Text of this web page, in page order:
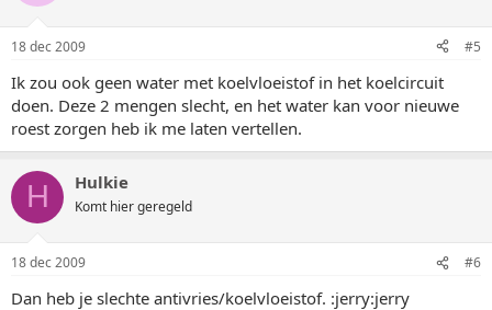
18 dec 2009 #5
Ik zou ook geen water met koelvloeistof in het koelcircuit
doen. Deze 2 mengen slecht, en het water kan voor nieuwe
roest zorgen heb ik me laten vertellen.
H Hulkie
Komt hier geregeld
18 dec 2009 #6
Dan heb je slechte antivries/koelvloeistof. :jerry:jerry